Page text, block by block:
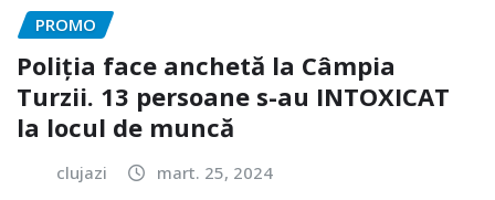
PROMO
Poliția face anchetă la Câmpia
Turzii. 13 persoane s-au INTOXICAT
la locul de muncă
clujazi mart. 25, 2024